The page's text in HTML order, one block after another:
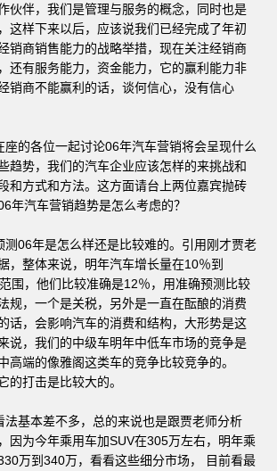
伙伴，我们是管理与服务的概念，同时也是
这样下来以后，应该说我们已经完成了年初
销商销售能力的战略举措，现在关注经销商
还有服务能力，资金能力，它的赢利能力非
销商不能赢利的话，谈何信心，没有信心
的各位一起讨论06年汽车营销将会呈现什么
趋势，我们的汽车企业应该怎样的来挑战和
和方式和方法。这方面请台上两位嘉宾抛砖
年汽车营销趋势是怎么考虑的？
06年是怎么样还是比较难的。引用刚才贾老
，整体来说，明年汽车增长量在10％到
围，他们比较准确是12％，用准确预测比较
规，一个是关税，另外是一直在酝酿的消费
话，会影响汽车的消费和结构，大形势是这
说，我们的中级车明年中低车市场的竞争是
高端的像雅阁这类车的竞争比较竞争的。
的打击是比较大的。
基本差不多，总的来说也是跟贾老师分析
因为今年乘用车加SUV在305万左右，明年乘
万到340万，看看这些细分市场， 目前看最